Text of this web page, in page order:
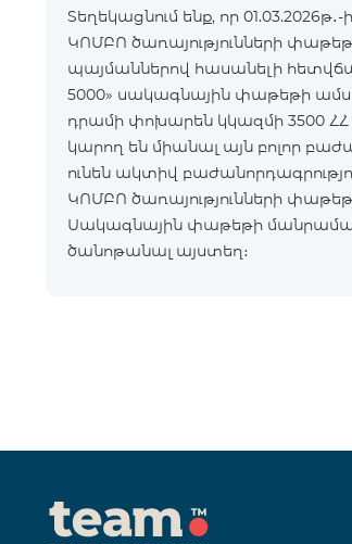
Տեղեկացնում ենք, որ
ԿՈՄԲՈ ծառայությունների
պայմաններով հասանելի
5000» սակագնային փաթեթի
դրամի փոխարեն կկազմի 3500 ՀՀ դրամ։
կարող են միանալ այն բոլոր
ունեն ակտիվ
ԿՈՄԲՈ ծառայությունների
Սակագնային փաթեթի
ծանոթանալ այստեղ։